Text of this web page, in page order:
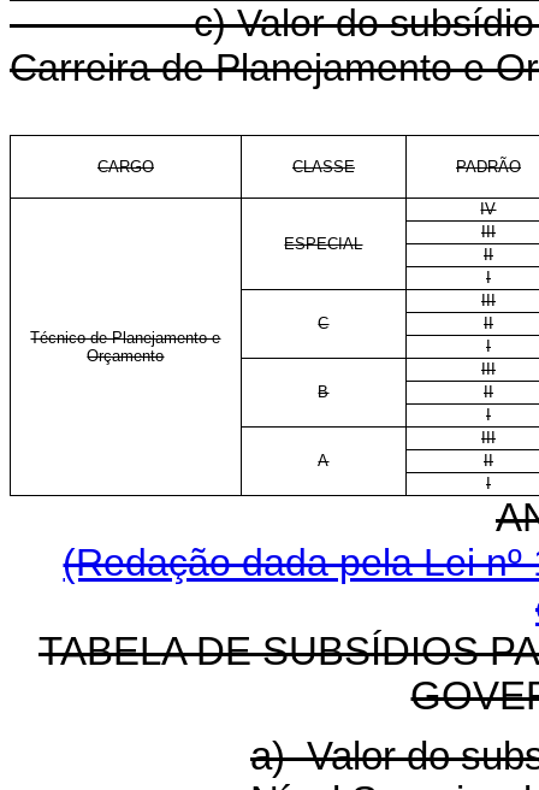
c) Valor do subsídio do
Carreira de Planejamento e
CARGO CLASSE PADRÃO
Técnico de Planejamento e
Orçamento
ESPECIAL
IV
III
II
I
C
III
II
I
B
III
II
I
A
III
II
I
(Redação dada pela Lei
TABELA DE SUBSÍDIOS
a) Valor do